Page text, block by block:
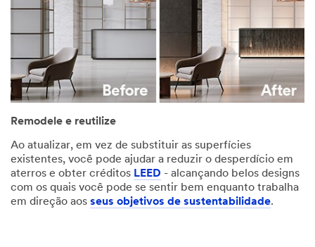
Remodele e reutilize
Ao atualizar, em vez de substituir as superfícies
existentes, você pode ajudar a reduzir o desperdício em
aterros e obter créditos LEED - alcançando belos designs
com os quais você pode se sentir bem enquanto trabalha
em direção aos seus objetivos de sustentabilidade.